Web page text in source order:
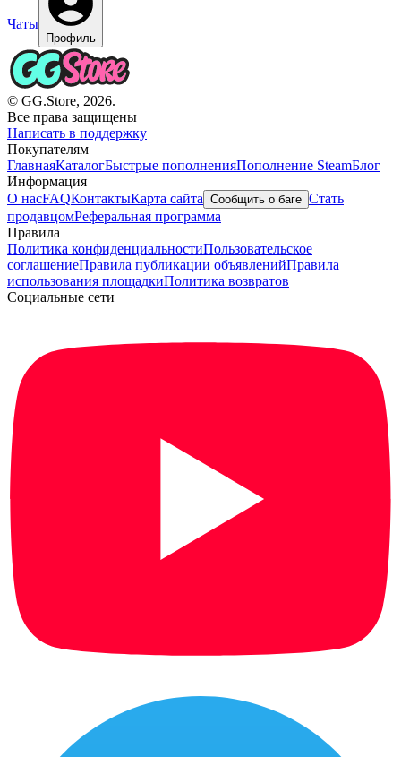
Чаты
Профиль
© GG.Store, 2026.
Все права защищены
Написать в поддержку
Покупателям
ГлавнаяКаталогБыстрые пополненияПополнение SteamБлог
Информация
О насFAQКонтактыКарта сайта Сообщить о баге Стать
продавцомРеферальная программа
Правила
Политика конфиденциальностиПользовательское
соглашениеПравила публикации объявленийПравила
использования площадкиПолитика возвратов
Социальные сети